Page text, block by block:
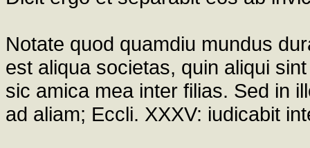
Notate quod quamdiu mundus
est aliqua societas, quin aliqui
sic amica mea inter filias. Sed in
ad aliam; Eccli. XXXV: iudicabit